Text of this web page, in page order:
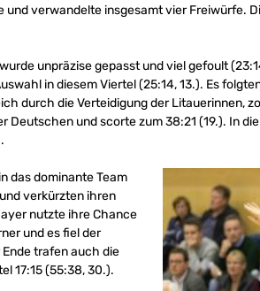
und verwandelte insgesamt vier Freiwürfe.
unpräzise gepasst und viel gefoult
in diesem Viertel (25:14, 13.). Es
durch die Verteidigung der Litauerinnen,
Deutschen und scorte zum 38:21 (19.). In
das dominante Team
verkürzten ihren
nutzte ihre Chance
und es fiel der
trafen auch die
17:15 (55:38, 30.).